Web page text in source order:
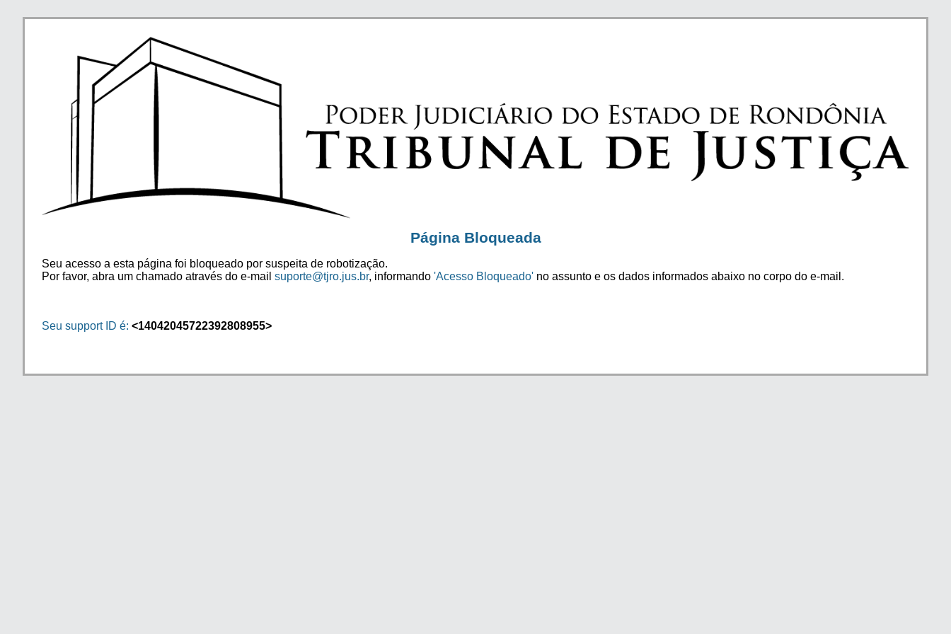
Página Bloqueada
Seu acesso a esta página foi bloqueado por suspeita de robotização.
Por favor, abra um chamado através do e-mail suporte@tjro.jus.br, informando 'Acesso Bloqueado' no assunto e os dados informados abaixo no corpo do e-mail.
Seu support ID é: <14042045722392808955>